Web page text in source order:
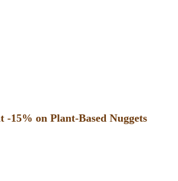
-15% on Plant-Based Nuggets